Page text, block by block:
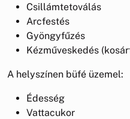
Csillámtetoválás
Arcfestés
Gyöngyfűzés
Kézműveskedés
A helyszínen büfé üzemel:
Édesség
Vattacukor